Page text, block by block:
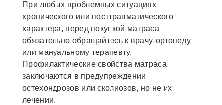
При любых проблемных ситуациях
хронического или посттравматического
характера, перед покупкой матраса
обязательно обращайтесь к врачу-ортопеду
или мануальному терапевту.
Профилактические свойства матраса
заключаются в предупреждении
остехондрозов или сколиозов, но не их
лечении.